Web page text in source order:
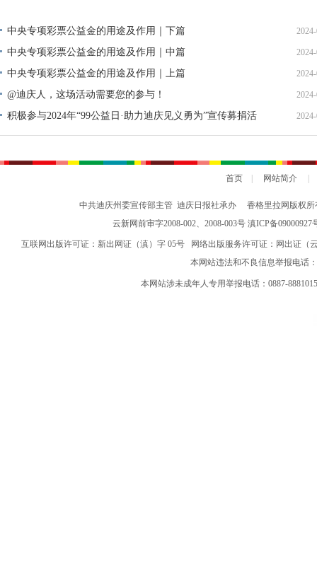
中央专项彩票公益金的用途及作用｜下篇
中央专项彩票公益金的用途及作用｜中篇
中央专项彩票公益金的用途及作用｜上篇
@迪庆人，这场活动需要您的参与！
积极参与2024年“99公益日·助力迪庆见义勇为”宣传募捐活
动倡议书